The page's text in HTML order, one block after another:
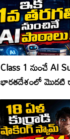
Class 1 నుంచే AI
భారతదేశంలో మొదటి